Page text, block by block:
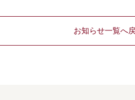
お知らせ一覧へ